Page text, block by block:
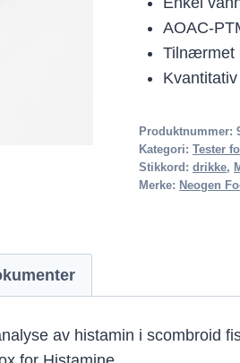
AOAC-
Tilnærmet
Produktnummer:
Kategori:Tester
Stikkord:drikke,
Merke: Neogen
av histamin i scombroid